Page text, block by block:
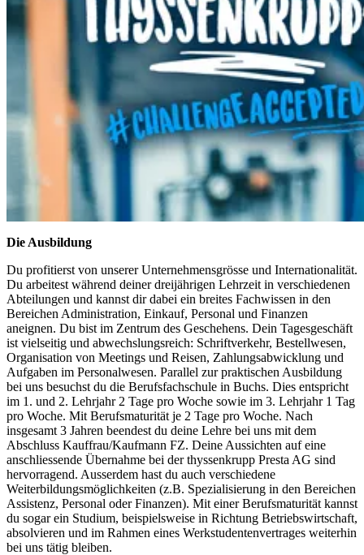
Die Ausbildung
Du profitierst von unserer Unternehmensgrösse und Internationalität.
Du arbeitest während deiner dreijährigen Lehrzeit in verschiedenen
Abteilungen und kannst dir dabei ein breites Fachwissen in den
Bereichen Administration, Einkauf, Personal und Finanzen
aneignen. Du bist im Zentrum des Geschehens. Dein Tagesgeschäft
ist vielseitig und abwechslungsreich: Schriftverkehr, Bestellwesen,
Organisation von Meetings und Reisen, Zahlungsabwicklung und
Aufgaben im Personalwesen. Parallel zur praktischen Ausbildung
bei uns besuchst du die Berufsfachschule in Buchs. Dies entspricht
im 1. und 2. Lehrjahr 2 Tage pro Woche sowie im 3. Lehrjahr 1 Tag
pro Woche. Mit Berufsmaturität je 2 Tage pro Woche. Nach
insgesamt 3 Jahren beendest du deine Lehre bei uns mit dem
Abschluss Kauffrau/Kaufmann FZ. Deine Aussichten auf eine
anschliessende Übernahme bei der thyssenkrupp Presta AG sind
hervorragend. Ausserdem hast du auch verschiedene
Weiterbildungsmöglichkeiten (z.B. Spezialisierung in den Bereichen
Assistenz, Personal oder Finanzen). Mit einer Berufsmaturität kannst
du sogar ein Studium, beispielsweise in Richtung Betriebswirtschaft,
absolvieren und im Rahmen eines Werkstudentenvertrages weiterhin
bei uns tätig bleiben.